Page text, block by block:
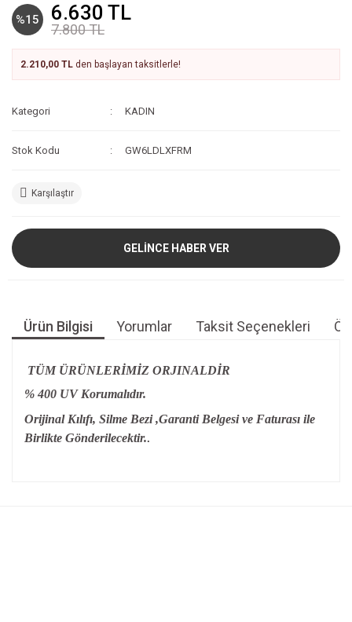
%15 6.630 TL
7.800 TL
2.210,00 TL den başlayan taksitlerle!
Kategori KADIN
Stok Kodu GW6LDLXFRM
Karşılaştır
GELİNCE HABER VER
Ürün Bilgisi Yorumlar Taksit Seçenekleri
TÜM ÜRÜNLERİMİZ ORJINALDİR
% 400 UV Korumalıdır.
Orijinal Kılıfı, Silme Bezi ,Garanti Belgesi ve Faturası ile
Birlikte Gönderilecektir..